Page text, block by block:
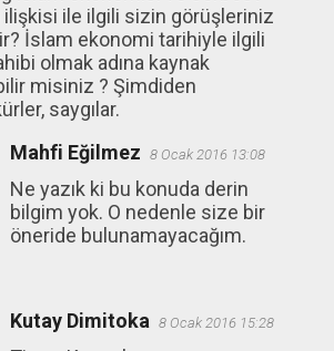
ilişkisi ile ilgili sizin görüşleriniz
İslam ekonomi tarihiyle ilgili
olmak adına kaynak
misiniz ? Şimdiden
saygılar.
Mahfi Eğilmez 8 Ocak 2016 13:08
Ne yazık ki bu konuda derin
bilgim yok. O nedenle size bir
öneride bulunamayacağım.
Kutay Dimitoka 8 Ocak 2016 15:28